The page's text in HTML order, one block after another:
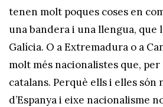
tenen molt poques coses en
una bandera i una llengua, que
Galícia. O a Extremadura o a
molt més nacionalistes que, per
catalans. Perquè ells i elles són
d’Espanya i eixe nacionalisme